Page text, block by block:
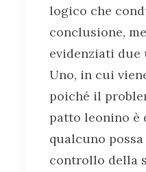
logico che
conclusione,
evidenziati
Uno, in cui
poiché il
patto leonino è
qualcuno
controllo della